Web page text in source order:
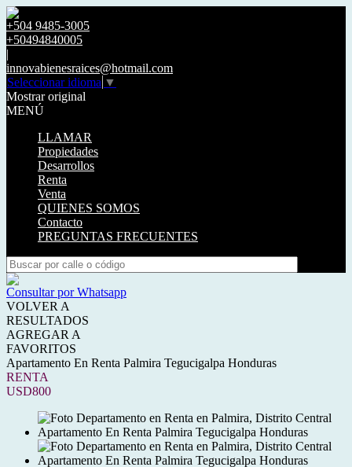
+504 9485-3005
+50494840005
|
innovabienesraices@hotmail.com
Seleccionar idioma ▼
Mostrar original
MENÚ
LLAMAR
Propiedades
Desarrollos
Renta
Venta
QUIENES SOMOS
Contacto
PREGUNTAS FRECUENTES
Consultar por Whatsapp
VOLVER A
RESULTADOS
AGREGAR A
FAVORITOS
Apartamento En Renta Palmira Tegucigalpa Honduras
RENTA
USD800